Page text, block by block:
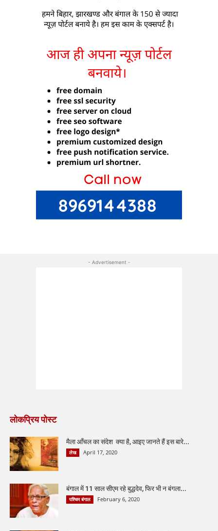
- Advertisement -
लोकप्रिय पोस्ट
मैला आँचल का संदेश क्या है, आइए जानते हैं इस बारे...
लेख April 17, 2020
बंगाल में 11 साल सीएम रहे बुद्धदेव, फिर भी न बंगला...
पश्चिम बंगाल February 6, 2020